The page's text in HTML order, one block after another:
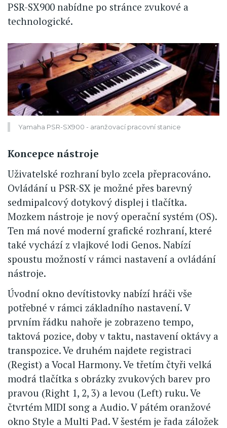
PSR-SX900 nabídne po stránce zvukové a
technologické.
Yamaha PSR-SX900 - aranžovací pracovní stanice
Koncepce nástroje
Uživatelské rozhraní bylo zcela přepracováno.
Ovládání u PSR-SX je možné přes barevný
sedmipalcový dotykový displej i tlačítka.
Mozkem nástroje je nový operační systém (OS).
Ten má nové moderní grafické rozhraní, které
také vychází z vlajkové lodi Genos. Nabízí
spoustu možností v rámci nastavení a ovládání
nástroje.
Úvodní okno devítistovky nabízí hráči vše
potřebné v rámci základního nastavení. V
prvním řádku nahoře je zobrazeno tempo,
taktová pozice, doby v taktu, nastavení oktávy a
transpozice. Ve druhém najdete registraci
(Regist) a Vocal Harmony. Ve třetím čtyři velká
modrá tlačítka s obrázky zvukových barev pro
pravou (Right 1, 2, 3) a levou (Left) ruku. Ve
čtvrtém MIDI song a Audio. V pátém oranžové
okno Style a Multi Pad. V šestém je řada záložek